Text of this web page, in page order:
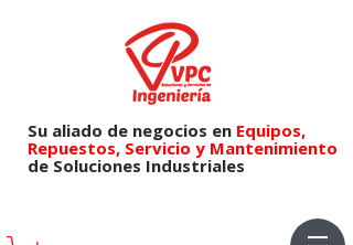
Su aliado de negocios en Equipos,
Repuestos, Servicio y Mantenimiento
de Soluciones Industriales